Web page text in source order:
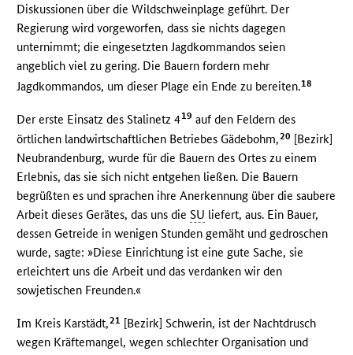
Diskussionen über die Wildschweinplage geführt. Der
Regierung wird vorgeworfen, dass sie nichts dagegen
unternimmt; die eingesetzten Jagdkommandos seien
angeblich viel zu gering. Die Bauern fordern mehr
Jagdkommandos, um dieser Plage ein Ende zu bereiten.18
Der erste Einsatz des Stalinetz 419 auf den Feldern des
örtlichen landwirtschaftlichen Betriebes Gädebohm,20 [Bezirk]
Neubrandenburg, wurde für die Bauern des Ortes zu einem
Erlebnis, das sie sich nicht entgehen ließen. Die Bauern
begrüßten es und sprachen ihre Anerkennung über die saubere
Arbeit dieses Gerätes, das uns dieSU liefert, aus. Ein Bauer,
dessen Getreide in wenigen Stunden gemäht und gedroschen
wurde, sagte: »Diese Einrichtung ist eine gute Sache, sie
erleichtert uns die Arbeit und das verdanken wir den
sowjetischen Freunden.«
Im Kreis Karstädt,21 [Bezirk] Schwerin, ist der Nachtdrusch
wegen Kräftemangel, wegen schlechter Organisation und